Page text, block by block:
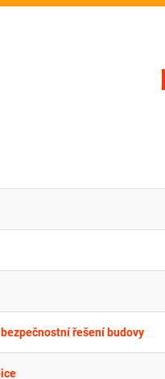
řešení budovy